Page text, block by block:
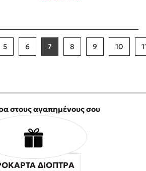
5 6 7 8 9 10
στους αγαπημένους σου
ΔΙΟΠΤΡΑ